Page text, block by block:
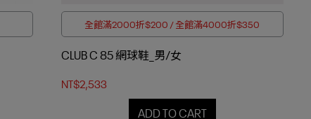
全館滿2000折$200 / 全館滿4000折$350
CLUB C 85 網球鞋_男/女
NT$2,533
ADD TO CART